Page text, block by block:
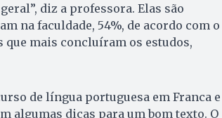
diz a professora. Elas são
na faculdade, 54%, de acordo com o
que mais concluíram os estudos,
de língua portuguesa em Franca e
algumas dicas para um bom texto. O